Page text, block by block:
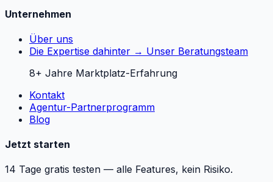
Unternehmen
Über uns
Die Expertise dahinter → Unser Beratungsteam
8+ Jahre Marktplatz-Erfahrung
Kontakt
Agentur-Partnerprogramm
Blog
Jetzt starten
14 Tage gratis testen — alle Features, kein Risiko.